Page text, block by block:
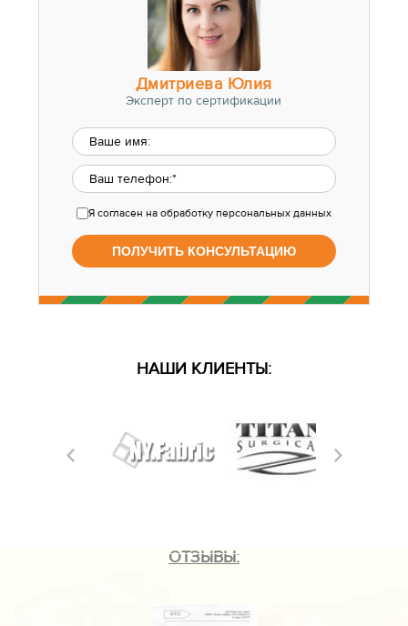
Дмитриева Юлия
Эксперт по сертификации
Я согласен на обработку персональных данных
НАШИ КЛИЕНТЫ:
ОТЗЫВЫ: